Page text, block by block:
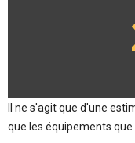
Il ne s'agit que d'une
que les équipements que